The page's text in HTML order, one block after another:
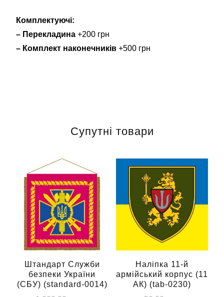
Комплектуючі:
– Перекладина +200 грн
– Комплект наконечників +500 грн
Супутні товари
Штандарт Служби
безпеки України
(СБУ) (standard-0014)
Наліпка 11-й
армійський корпус (11
АК) (tab-0230)